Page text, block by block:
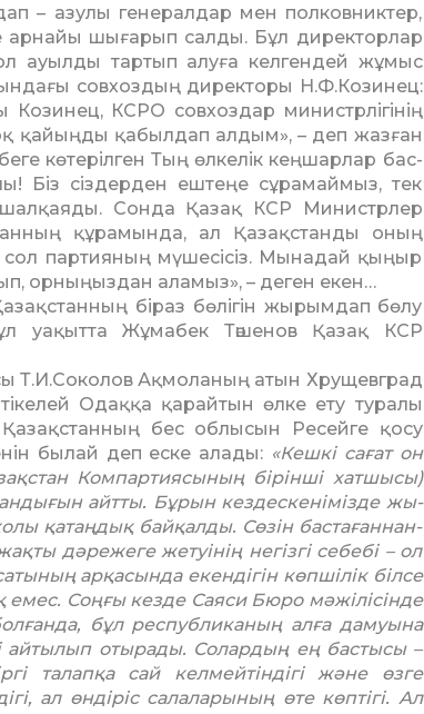
– азулы генералдар мен полковниктер,
арнайы шығарып салды. Бұл директорлар
ауылды тартып алуға кел­гендей жұ­мыс
совхоз­дың директоры Н.Ф.Козинец:
КСРО совхоздар министрлігінің
қайыңды қабылдап алдым», – деп жазған
көтерілген Тың өлкелік кеңшарлар бас­
Біз сіздерден ештеңе сұрамаймыз, тек
шалқаяды. Сонда Қазақ КСР Министрлер
құрамында, ал Қазақ­станды оның
сол партия­ның мүшесісіз. Мынадай қыңыр
орныңыздан аламыз», – деген екен…
біраз бөлігін жырымдап бөлу
уақытта Жұмабек Тәшенов Қазақ КСР
Т.И.Соколов Ақмоланың атын Хрущевград
Одаққа қарайтын өлке ету туралы
бес облысын Ресейге қосу
былай деп еске алады: «Кеш­кі сағат он
Ком­партиясының бірінші хатшысы)
айтты. Бұрын кездескенімізде жы­
қатаңдық байқал­ды. Сөзін бастағаннан-
дәрежеге жетуінің негізгі се­бебі – ол
арқасын­да екендігін көпшілік білсе
Соңғы кезде Саяси Бюро мәжілісінде
бұл республи­ка­ның алға дамуына
айтылып отырады. Солардың ең бастысы –
талапқа сай келмей­тін­дігі және өзге
ал өндіріс салаларының өте көп­тігі. Ал